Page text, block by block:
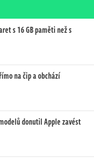
s 16 GB paměti než s
na čip a obchází
donutil Apple zavést